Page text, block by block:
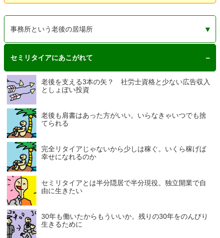
事務所という老後の居場所
の隠れ家
る日に備えて
セミリタイアにあこがれて
老後を支える3本の矢？ 社労士資格と少ない広告収入
としょぼい投資
老後も肩書はあった方がいい。いらなきゃいつでも捨
てられる
完全リタイアじゃないから少しは稼ぐ。いくら稼げば
幸せになれるのか
セミリタイアとは半分隠居で半分現役。独立開業で自
由に生きたい
30年も働いたからもういいか。残りの30年をのんびり
生きるために